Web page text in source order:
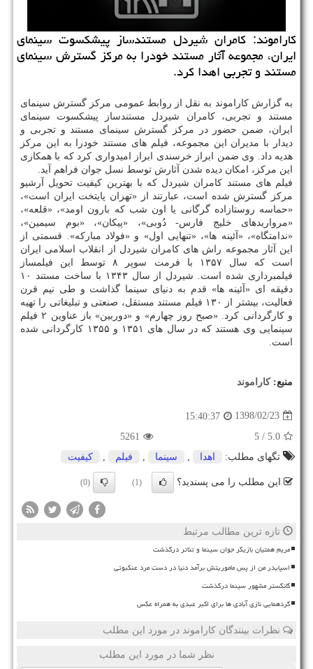
كاراموند: كامران شیردل مستندساز پیشكسوت سینمای
ایران، مجموعه آثار مستند خودرا به مركز گسترش سینمای
مستند و تجربی اهدا كرد.
به گزارش كاراموند به نقل از روابط عمومی مركز گسترش سینمای
مستند و تجربی، كامران شیردل مستندساز پیشكسوت سینمای
ایران، ضمن حضور در مركز گسترش سینمای مستند و تجربی و
دیدار با مدیران این مجموعه، فیلم های مستند خودرا به این مركز
هدیه داد. وی ضمن ابراز خرسندی ابراز امیدواری كرد كه با همكاری
این مركز، امكان دیده شدن آثارش توسط نسل جوان فراهم آید.
فیلم های مستند كامران شیردل كه با بهترین كیفیت تحویل آرشیو
مركز گسترش شده است، عبارتند از «تهران پایتخت ایران است»،
«حماسه روستازاده گرگانی یا اون شب كه بارون اومد»، «قلعه»،
«مرواریدهای خلیج فارس- دُوبی»، «پیكان»، «بوم سیمین»،
«ندامتگاه»، «آئینه ها»، «تنهایی اول» و «فولاد مباركه». قسمتی از
این آثار مجموعه راش های كامران شیردل از انقلاب اسلامی ایران
است كه سال ۱۳۵۷ با فرمت سوپر ۸ توسط این فیلمساز
فیلمبرداری شده است. شیردل از سال ۱۳۴۳ با ساخت مستند ۱۰
دقیقه ای «آئینه ها» قدم به دنیای سینما گذاشت و طی نیم قرن
فعالیت، بیشتر از ۱۳۰ فیلم مستند مستقل، صنعتی و تبلیغاتی را تهیه
و كارگردانی كرد. «صبح روز چهارم» و «دوربین» باز عناوین ۲ فیلم
سینمایی وی هستند كه در سال های ۱۳۵۱ و ۱۳۵۵ كارگردانی شده
است.
منبع:كاراموند
1398/02/23
15:40:37
5.0
/ 5
5261
تگهای مطلب:
اهدا سینما فیلم كیفیت
این مطلب را می پسندید؟ (1)
(0)
تازه ترین مطالب مرتبط
مریم همتیان بازیگر جوان سینما و تئاتر درگذشت
اسپایدر من از پس ماموریتش برآمد دنیا در دست مرد عنکبوتی
گانگستر مشهور سینما درگذشت
گردهمایی نازی آبادی ها برای اکبر عبدی به همراه عکس
نظرات بینندگان کاراموند در مورد این مطلب
نظر شما در مورد این مطلب